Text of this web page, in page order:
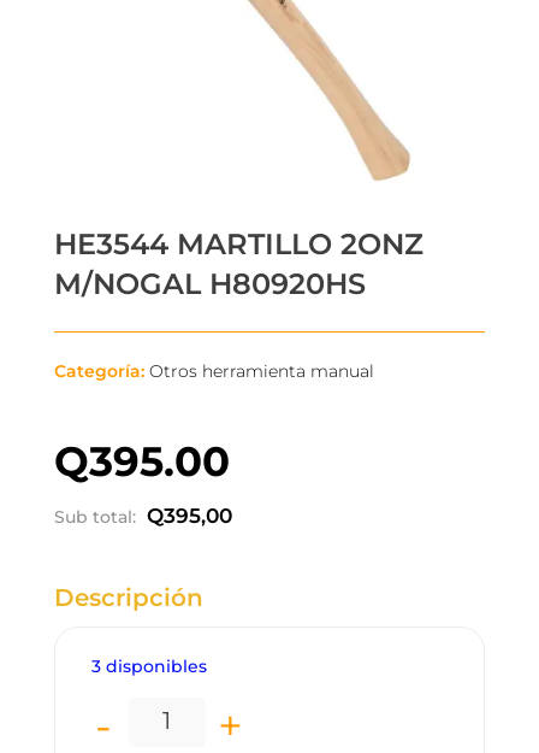
HE3544 MARTILLO 2ONZ
M/NOGAL H80920HS
Categoría: Otros herramienta manual
Q395.00
Sub total: Q395,00
Descripción
3 disponibles
HE3544 MARTILLO 2ONZ M/NOGAL
- +